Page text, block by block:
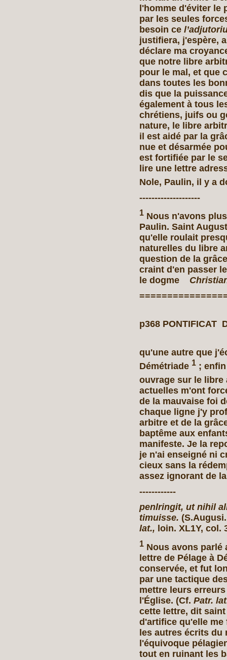
l'homme d'éviter le
par les seules
besoin ce
justifiera, j'espère,
déclare ma
que notre libre
pour le mal, et que
dans toutes les
dis que la
également à tous
chrétiens, juifs ou
nature, le libre
il est aidé par la
nue et désarmée
est fortifiée par le
lire une lettre
Nole, Paulin, il y a
--------------------
1 Nous n'avons
Paulin. Saint
qu'elle roulait
naturelles du libre
question de la
craint d'en passer
le dogme
p368 PONTIFICAT
qu'une autre que
Démétriade 1 ;
ouvrage sur le
actuelles m'ont
de la mauvaise foi
chaque ligne j'y
arbitre et de la
baptême aux
manifeste. Je la
je n'ai enseigné ni
cieux sans la
assez ignorant de
------------
penlringit, ut nihil
timuisse.
lat., loin. XL1Y, col.
1 Nous avons parlé
lettre de Pélage à
conservée, et fut
par une tactique
mettre leurs
l'Église. (Cf. Patr.
cette lettre, dit
d'artifice qu'elle
les autres écrits du
l'équivoque
tout en ruinant les